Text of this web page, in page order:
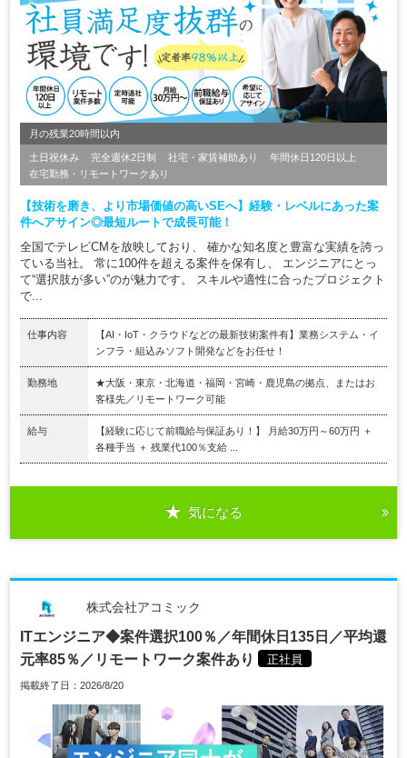
月の残業20時間以内
土日祝休み 完全週休2日制 社宅・家賃補助あり
年間休日120日以上
在宅勤務・リモートワークあり
【技術を磨き、より市場価値の高いSEへ】経験・レベルにあった案
件へアサイン◎最短ルートで成長可能！
全国でテレビCMを放映しており、 確かな知名度と豊富な実績を誇っ
ている当社。 常に100件を超える案件を保有し、 エンジニアにとっ
て“選択肢が多い”のが魅力です。 スキルや適性に合ったプロジェクト
で...
仕事内容
【AI・IoT・クラウドなどの最新技術案件有】業務システム・イ
ンフラ・組込みソフト開発などをお任せ！
勤務地
★大阪・東京・北海道・福岡・宮崎・鹿児島の拠点、またはお
客様先／リモートワーク可能
給与
【経験に応じて前職給与保証あり！】 月給30万円～60万円 ＋
各種手当 ＋ 残業代100％支給 ...
気になる
株式会社アコミック
ITエンジニア◆案件選択100％／年間休日135日／平均還
元率85％／リモートワーク案件あり
正社員
掲載終了日：2026/8/20